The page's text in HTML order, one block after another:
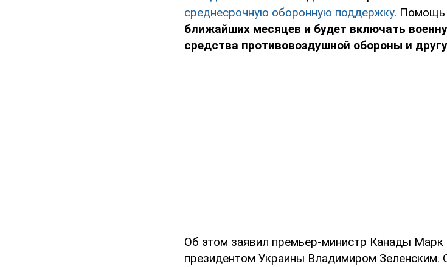
среднесрочную оборонную поддержку. Помощь
ближайших месяцев и будет включать
средства противовоздушной обороны и
Об этом заявил премьер-министр Канады Марк
президентом Украины Владимиром Зеленским.